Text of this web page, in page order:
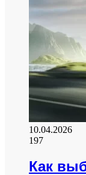
10.04.2026
197
Как